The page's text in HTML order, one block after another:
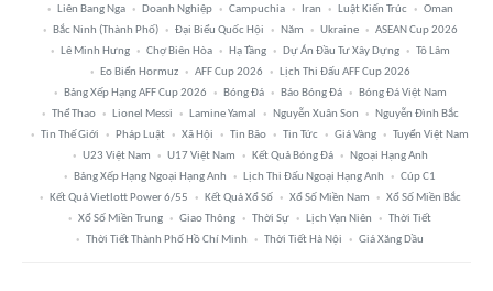
Liên Bang Nga
Doanh Nghiệp Campuchia Iran Luật Kiến Trúc
Oman
Bắc Ninh (thành Phố)
Đại Biểu Quốc Hội Năm Ukraine
ASEAN Cup 2026
Lê Minh Hưng
Chợ Biên Hòa Hạ Tầng Dự Án Đầu Tư Xây Dựng
Tô Lâm
Eo Biển Hormuz
AFF Cup 2026
Lịch Thi Đấu AFF Cup 2026
Bảng Xếp Hạng AFF Cup 2026
Bóng Đá Báo Bóng Đá
Bóng Đá Việt Nam
Thể Thao
Lionel Messi Lamine Yamal Nguyễn Xuân Son
Nguyễn Đình Bắc
Tin Thế Giới
Pháp Luật Xã Hội Tin Bão Tin Tức Giá Vàng
Tuyển Việt Nam
U23 Việt Nam
U17 Việt Nam Kết Quả Bóng Đá
Ngoại Hạng Anh
Bảng Xếp Hạng Ngoại Hạng Anh
Lịch Thi Đấu Ngoại Hạng Anh
Cúp C1
Kết Quả Vietlott Power 6/55
Kết Quả Xổ Số Xổ Số Miền Nam
Xổ Số Miền Bắc
Xổ Số Miền Trung
Giao Thông Thời Sự Lịch Vạn Niên
Thời Tiết
Thời Tiết Thành Phố Hồ Chí Minh
Thời Tiết Hà Nội Giá Xăng Dầu